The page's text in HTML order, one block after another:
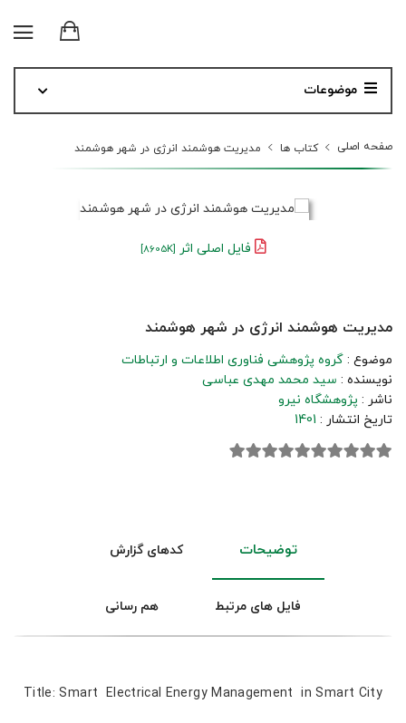
موضوعات
صفحه اصلی کتاب ها مدیریت هوشمند انرژی در شهر هوشمند
فایل اصلی اثر [8605K]
مدیریت هوشمند انرژی در شهر هوشمند
موضوع : گروه پژوهشی فناوری اطلاعات و ارتباطات
نویسنده : سید محمد مهدی عباسی
ناشر : پژوهشگاه نیرو
تاریخ انتشار : 1401
توضیحات کدهای گزارش
فایل های مرتبط هم رسانی
Title: Smart Electrical Energy Management in Smart City